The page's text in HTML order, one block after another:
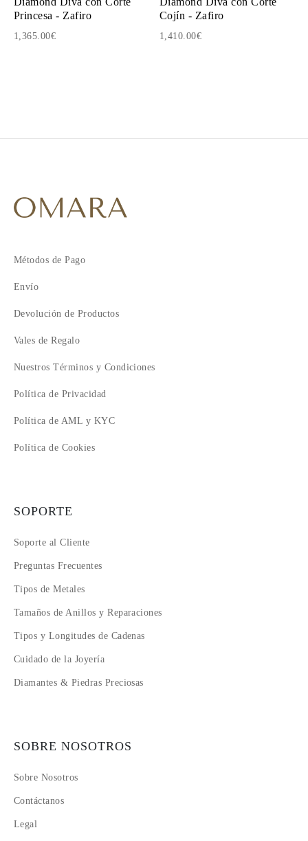
Princesa - Zafiro
1,365.00€
Cojín - Zafiro
1,410.00€
Métodos de Pago
Envío
Devolución de Productos
Vales de Regalo
Nuestros Términos y Condiciones
Política de Privacidad
Política de AML y KYC
Política de Cookies
SOPORTE
Soporte al Cliente
Preguntas Frecuentes
Tipos de Metales
Tamaños de Anillos y Reparaciones
Tipos y Longitudes de Cadenas
Cuidado de la Joyería
Diamantes & Piedras Preciosas
SOBRE NOSOTROS
Sobre Nosotros
Contáctanos
Legal